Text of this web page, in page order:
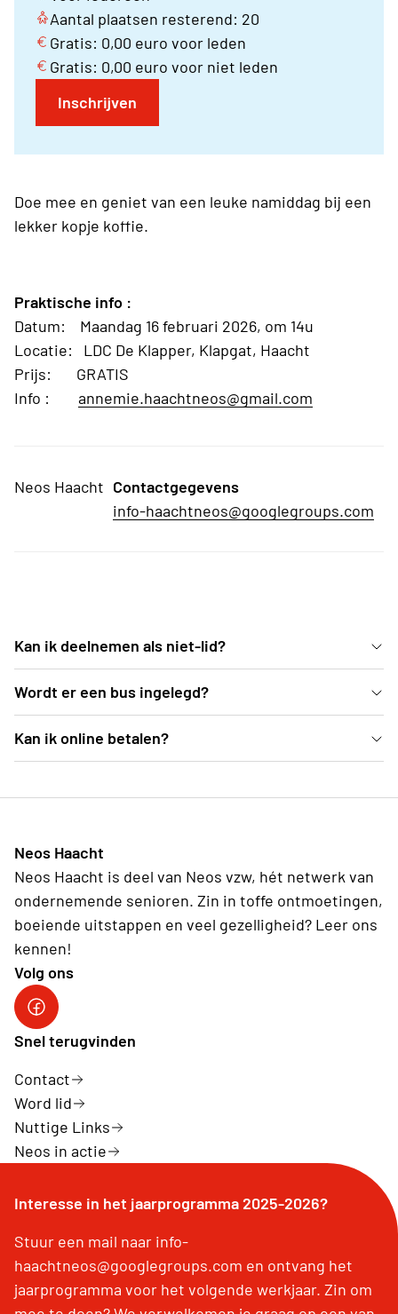
Aantal plaatsen resterend: 20
Gratis: 0,00 euro voor leden
Gratis: 0,00 euro voor niet leden
Inschrijven
Doe mee en geniet van een leuke namiddag bij een
lekker kopje koffie.
Praktische info :
Datum: Maandag 16 februari 2026, om 14u
Locatie: LDC De Klapper, Klapgat, Haacht
Prijs: GRATIS
Info : annemie.haachtneos@gmail.com
Neos Haacht Contactgegevens
info-haachtneos@googlegroups.com
Kan ik deelnemen als niet-lid?
test
Wordt er een bus ingelegd?
test
Kan ik online betalen?
Neos Haacht
Neos Haacht is deel van Neos vzw, hét netwerk van
ondernemende senioren. Zin in toffe ontmoetingen,
boeiende uitstappen en veel gezelligheid? Leer ons
kennen!
Volg ons
Facebook pagina Haacht
Snel terugvinden
Contact
Word lid
Nuttige Links
Neos in actie
Interesse in het jaarprogramma 2025-2026?
Stuur een mail naar info-
haachtneos@googlegroups.com en ontvang het
jaarprogramma voor het volgende werkjaar. Zin om